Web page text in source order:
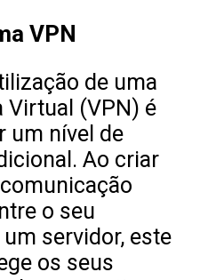
VPN
de uma
Virtual (VPN) é
um nível de
Ao criar
o seu
servidor, este
os seus